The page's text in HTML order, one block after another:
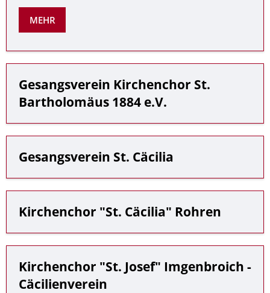
MEHR
Gesangsverein Kirchenchor St.
Bartholomäus 1884 e.V.
Gesangsverein St. Cäcilia
Kirchenchor "St. Cäcilia" Rohren
Kirchenchor "St. Josef" Imgenbroich -
Cäcilienverein